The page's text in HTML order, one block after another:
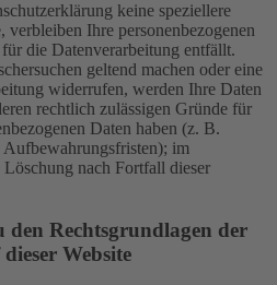
keine speziellere
verbleiben Ihre personenbezogenen
die Datenverarbeitung entfällt.
geltend machen oder eine
widerrufen, werden Ihre Daten
rechtlich zulässigen Gründe für
Daten haben (z. B.
Aufbewahrungsfristen); im
nach Fortfall dieser
den Rechtsgrundlagen der
Website